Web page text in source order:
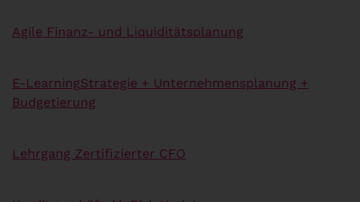
Agile Finanz- und Liquiditätsplanung
E-LearningStrategie + Unternehmensplanung +
Budgetierung
Lehrgang Zertifizierter CFO